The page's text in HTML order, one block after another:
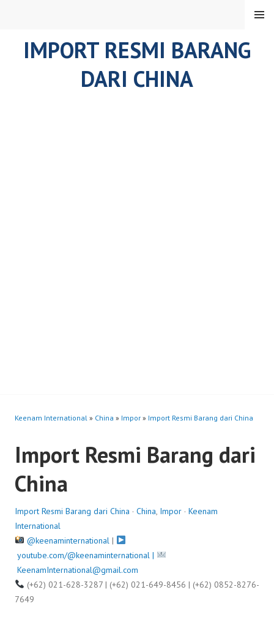
IMPORT RESMI BARANG
DARI CHINA
MENU
Keenam International » China » Impor » Import Resmi Barang dari China
Import Resmi Barang dari
China
Import Resmi Barang dari China · China, Impor · Keenam
International
@keenaminternational|
youtube.com/@keenaminternational |
KeenamInternational@gmail.com
(+62) 021-628-3287 | (+62) 021-649-8456 | (+62) 0852-8276-
7649